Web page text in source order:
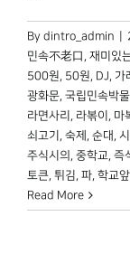
By dintro_admin
민속不老口 , 재미있
500원, 50원, DJ, 가
광화문, 국립민속박
라면사리 , 라볶이 , 마
쇠고기 , 숙제 , 순대 ,
주식시의 , 중학교, 즉
토큰, 튀김, 파, 학교앞
Read More